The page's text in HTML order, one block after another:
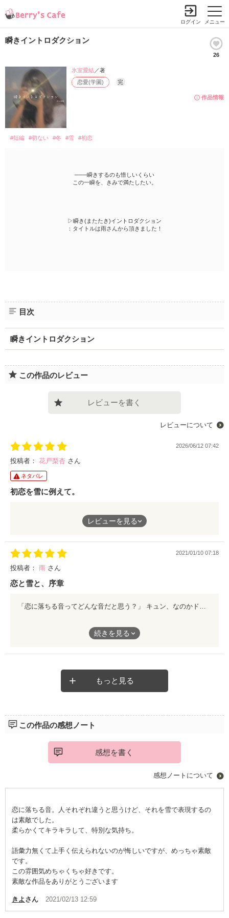
メニュー
ログイン
瞬きイントロダクション
26
作品情報
恋愛(学園) 完
氷室愛結／著
#短編 #切ない #冬 #雪 #初恋
───瞬きするのも惜しいくらい
この一瞬を、きみで満たしたい。
▷瞬き(またたき)イントロダクション
：タイトルは雨さんから頂きました！
目次
瞬きイントロダクション
この作品のレビュー
レビューを書く
レビューについて
2026/06/12 07:42
投稿者： 花戸梨杏 さん
ネタバレ
初恋を雪に例えて。
初恋の儚さを雪に例えている、ピュアで純粋で可愛いお話しでし
レビューを見る
2021/01/10 07:18
投稿者： 雨 さん
恋と雪と、序章
し意外な答えをくれた。
雪の海を背景に、ふたりのことを私も見守ってあげたい、そんな
気持ちになりました。
切なさと柔らかさを含んだ愛結さんのお話、とってもとっても大
好きです。
続きを見る
もっと見る
この作品の感想ノート
感想を書く
感想ノートについて
恋に落ちる音。人それぞれ違うと思うけど、それを雪で表現するの
は素敵でした。
柔らかくてキラキラして、特別な気持ち。
語彙力無くて上手く伝えられないのが悔しいですが、めっちゃ素敵
です。
この雰囲気めちゃくちゃ好きです。
素敵な作品をありがとうございます
きよ さん 2021/02/13 12:59